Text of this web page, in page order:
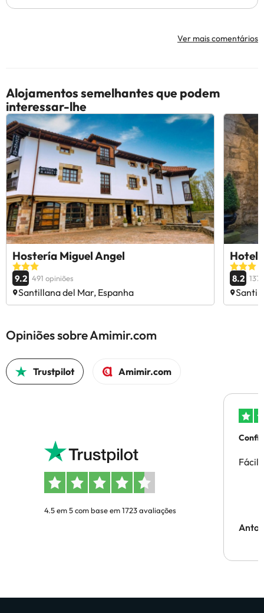
Ver mais comentários
Alojamentos semelhantes que podem
interessar-lhe
Hostería Miguel Angel
9.2 491 opiniões
Santillana del Mar, Espanha
Hotel
8.2
Opiniões sobre Amimir.com
Trustpilot Amimir.com
4.5 em 5 com base em 1723 avaliações
Fácil